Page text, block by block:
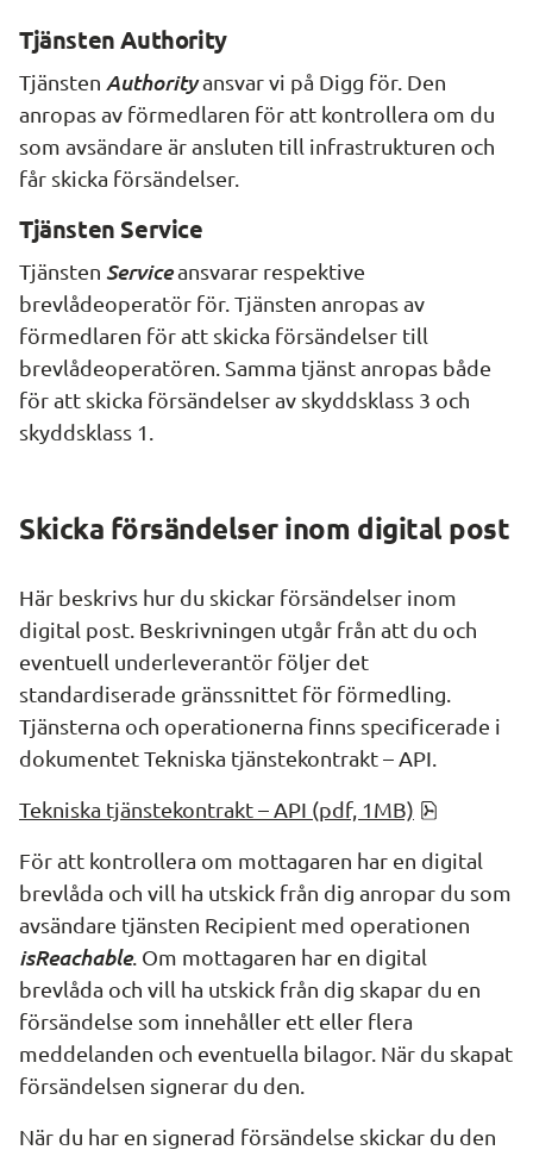
Tjänsten Authority
Tjänsten Authorityansvar vi på Digg för. Den
anropas av förmedlaren för att kontrollera om du
som avsändare är ansluten till infrastrukturen och
får skicka försändelser.
Tjänsten Service
Tjänsten Service ansvarar respektive
brevlådeoperatör för. Tjänsten anropas av
förmedlaren för att skicka försändelser till
brevlådeoperatören. Samma tjänst anropas både
för att skicka försändelser av skyddsklass 3 och
skyddsklass 1.
Skicka försändelser inom digital post
Här beskrivs hur du skickar försändelser inom
digital post. Beskrivningen utgår från att du och
eventuell underleverantör följer det
standardiserade gränssnittet för förmedling.
Tjänsterna och operationerna finns specificerade i
dokumentet Tekniska tjänstekontrakt – API.
Tekniska tjänstekontrakt – API (pdf, 1MB)
För att kontrollera om mottagaren har en digital
brevlåda och vill ha utskick från dig anropar du som
avsändare tjänsten Recipient
isReachable. Om mottagaren har en digital
brevlåda och vill ha utskick från dig skapar du en
försändelse som innehåller ett eller flera
meddelanden och eventuella bilagor. När du skapat
försändelsen signerar du den.
När du har en signerad försändelse skickar du den